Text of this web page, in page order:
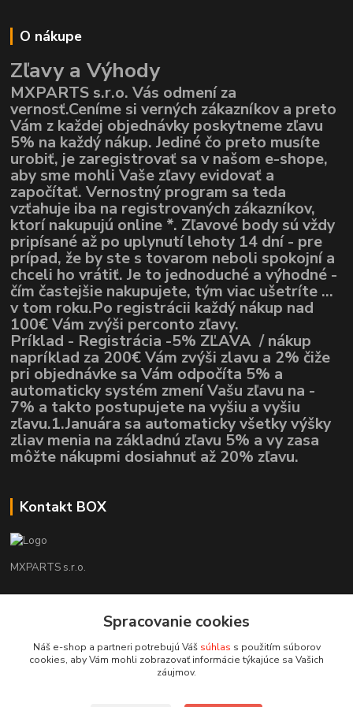
O nákupe
Zľavy a Výhody
MXPARTS s.r.o. Vás odmení za
vernosť.Ceníme si verných zákazníkov a preto
Vám z každej objednávky poskytneme zľavu
5% na každý nákup. Jediné čo preto musíte
urobiť, je zaregistrovať sa v našom e-shope,
aby sme mohli Vaše zľavy evidovať a
započítať. Vernostný program sa teda
vzťahuje iba na registrovaných zákazníkov,
ktorí nakupujú online *. Zľavové body sú vždy
pripísané až po uplynutí lehoty 14 dní - pre
prípad, že by ste s tovarom neboli spokojní a
chceli ho vrátiť. Je to jednoduché a výhodné -
čím častejšie nakupujete, tým viac ušetríte ...
v tom roku.Po registrácii každý nákup nad
100€ Vám zvýši perconto zľavy.
Príklad - Registrácia -5% ZĽAVA / nákup
napríklad za 200€ Vám zvýši zlavu a 2% čiže
pri objednávke sa Vám odpočíta 5% a
automaticky systém zmení Vašu zľavu na -
7% a takto postupujete na vyšiu a vyšiu
zľavu.1.Januára sa automaticky všetky výšky
zliav menia na základnú zľavu 5% a vy zasa
môžte nákupmi dosiahnuť až 20% zľavu.
Kontakt BOX
MXPARTS s.r.o.
+421948260186
motokrossk@gmail.com
Spracovanie cookies
Náš e-shop a partneri potrebujú Váš súhlas s použitím súborov
cookies, aby Vám mohli zobrazovať informácie týkajúce sa Vašich
záujmov.